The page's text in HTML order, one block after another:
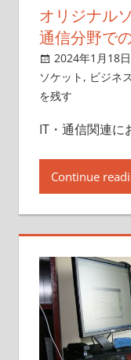
く。
オリジナル
通信分野で
2024年1月18日
ソケット , ビジネ
を残す
IT・通信関連に
Continue